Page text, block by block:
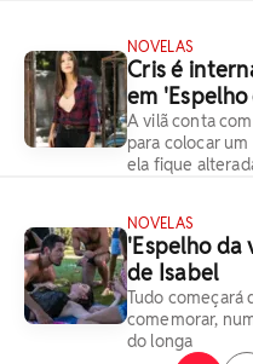
NOVELAS
Cris é
em
A vilã conta
para colocar
ela fique
NOVELAS
'Espelho da
de Isabel
Tudo começará
comemorar,
do longa